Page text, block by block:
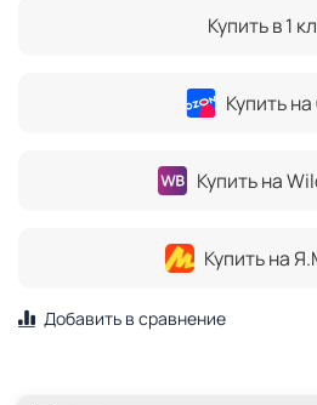
Купить в 1
Купить на
Купить на
Купить на
Добавить в сравнение